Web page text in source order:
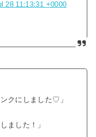
28 11:13:31 +0000
クにしました♡」
ました！」